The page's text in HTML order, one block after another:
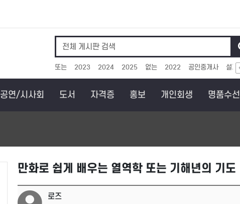
인기검색어
또는 2023 2024 2025 없는 2022 공인중개사 설계
공연/시사회 도서 자격증 홍보 개인회생 명품수선
만화로 쉽게 배우는 열역학 또는 기해년의 기도
로즈